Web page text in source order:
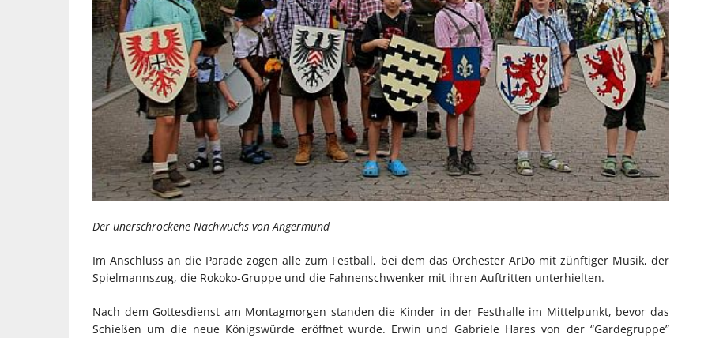
Der unerschrockene Nachwuchs von Angermund
Im Anschluss an die Parade zogen alle zum Festball, bei dem das Orchester ArDo mit zünftiger Musik, der
Spielmannszug, die Rokoko-Gruppe und die Fahnenschwenker mit ihren Auftritten unterhielten.
Nach dem Gottesdienst am Montagmorgen standen die Kinder in der Festhalle im Mittelpunkt, bevor das
Schießen um die neue Königswürde eröffnet wurde. Erwin und Gabriele Hares von der “Gardegruppe”